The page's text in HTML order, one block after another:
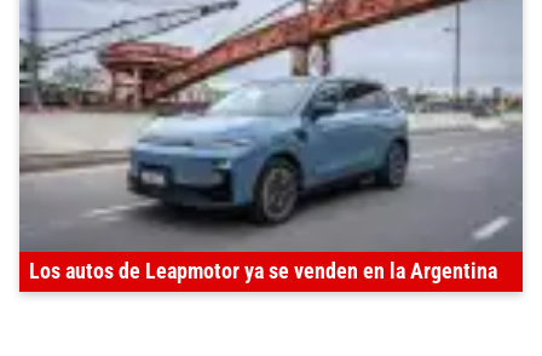
Los autos de Leapmotor ya se venden en la Argentina